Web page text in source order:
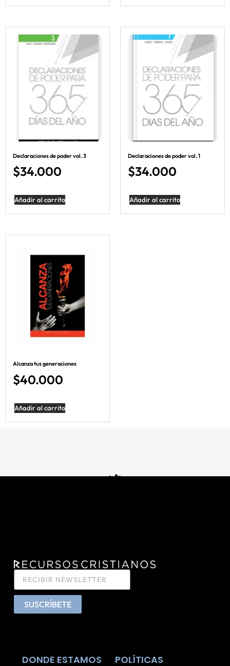
Declaraciones de poder vol. 3
$34.000
Añadir al carrito
Declaraciones de poder vol. 1
$34.000
Añadir al carrito
Alcanza tus generaciones
$40.000
Añadir al carrito
SUSCRÍBETE
DONDE ESTAMOS POLÍTICAS